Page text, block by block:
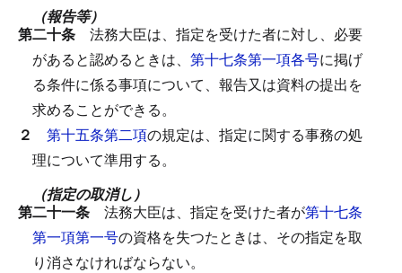
（報告等）
第二十条 法務大臣は、指定を受けた者に対し、必要
があると認めるときは、 第十七条第一項各号に掲げ
る条件に係る事項について、報告又は資料の提出を
求めることができる。
２ 第十五条第二項の規定は、指定に関する事務の処
理について準用する。
（指定の取消し）
第二十一条 法務大臣は、指定を受けた者が第十七条
第一項第一号の資格を失つたときは、その指定を取
り消さなければならない。